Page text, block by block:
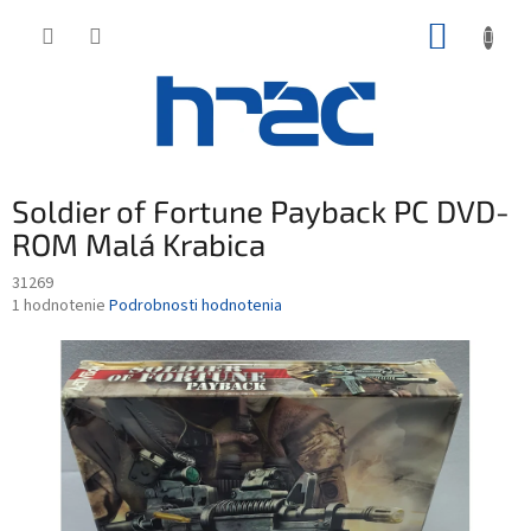
Soldier of Fortune Payback PC DVD-
ROM Malá Krabica
31269
Priemerné
hviezdičiek.
1 hodnotenie Podrobnosti hodnotenia